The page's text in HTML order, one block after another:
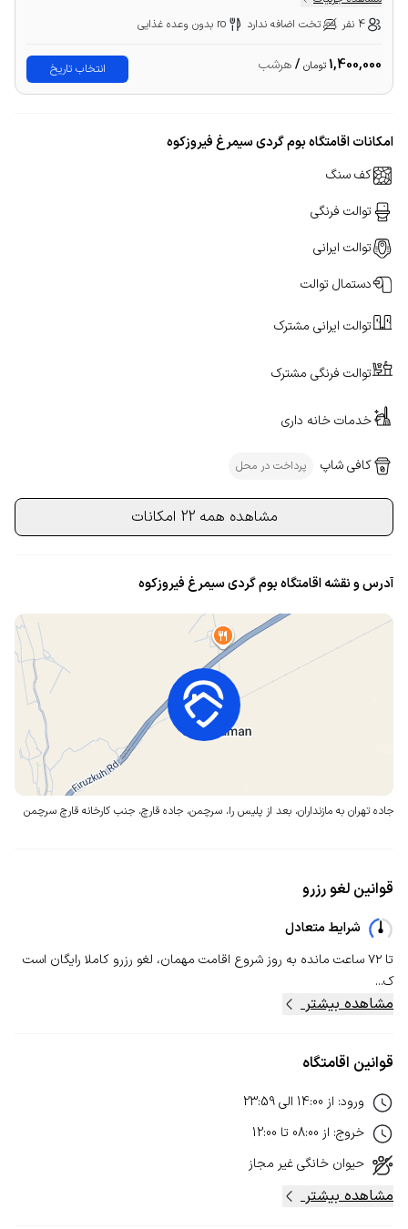
4 نفر
تخت اضافه ندارد ro بدون وعده غذایی
1,400,000تومان /هرشب انتخاب تاریخ
امکانات اقامتگاه بوم گردی سیمرغ فیروزکوه
کف سنگ
توالت فرنگی
توالت ایرانی
دستمال توالت
توالت ایرانی مشترک
توالت فرنگی مشترک
خدمات خانه داری
کافی شاپ پرداخت در محل
مشاهده همه 22 امکانات
آدرس و نقشه اقامتگاه بوم گردی سیمرغ فیروزکوه
جاده تهران به مازنداران، بعد از پلیس را، سرچمن، جاده قارچ، جنب کارخانه قارچ سرچمن
قوانین لغو رزرو
شرایط متعادل
تا ۷۲ ساعت مانده به روز شروع اقامت مهمان، لغو رزرو کاملا رایگان است
ک...
مشاهده بیشتر
قوانین اقامتگاه
ورود: از 14:00 الی23:59
خروج: از 08:00 تا 12:00
حیوان خانگیغیر مجاز
مشاهده بیشتر